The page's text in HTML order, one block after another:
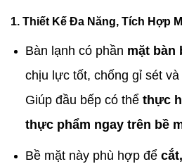
1. Thiết Kế Đa Năng, Tích Hợp
Bàn lạnh có phần mặt bàn
chịu lực tốt, chống gỉ sét
Giúp đầu bếp có thể thực
thực phẩm ngay trên bề
Bề mặt này phù hợp để